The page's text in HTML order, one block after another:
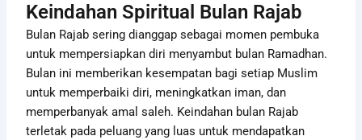
Keindahan Spiritual Bulan Rajab
Bulan Rajab sering dianggap sebagai momen pembuka
untuk mempersiapkan diri menyambut bulan Ramadhan.
Bulan ini memberikan kesempatan bagi setiap Muslim
untuk memperbaiki diri, meningkatkan iman, dan
memperbanyak amal saleh. Keindahan bulan Rajab
terletak pada peluang yang luas untuk mendapatkan